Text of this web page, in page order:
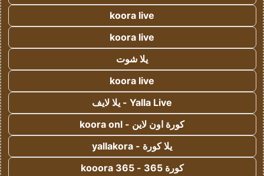
koora live
koora live
يلا شوت
koora live
Yalla Live - يلا لايف
كورة اون لاين - koora onl
يلا كورة - yallakora
كورة 365 - kooora 365